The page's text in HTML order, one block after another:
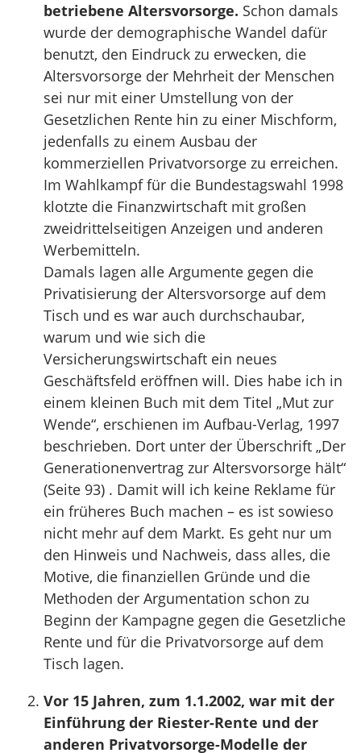
betriebene Altersvorsorge. Schon damals
wurde der demographische Wandel dafür
benutzt, den Eindruck zu erwecken, die
Altersvorsorge der Mehrheit der Menschen
sei nur mit einer Umstellung von der
Gesetzlichen Rente hin zu einer Mischform,
jedenfalls zu einem Ausbau der
kommerziellen Privatvorsorge zu erreichen.
Im Wahlkampf für die Bundestagswahl 1998
klotzte die Finanzwirtschaft mit großen
zweidrittelseitigen Anzeigen und anderen
Werbemitteln.
Damals lagen alle Argumente gegen die
Privatisierung der Altersvorsorge auf dem
Tisch und es war auch durchschaubar,
warum und wie sich die
Versicherungswirtschaft ein neues
Geschäftsfeld eröffnen will. Dies habe ich in
einem kleinen Buch mit dem Titel „Mut zur
Wende“, erschienen im Aufbau-Verlag, 1997
beschrieben. Dort unter der Überschrift „Der
Generationenvertrag zur Altersvorsorge hält“
(Seite 93) . Damit will ich keine Reklame für
ein früheres Buch machen – es ist sowieso
nicht mehr auf dem Markt. Es geht nur um
den Hinweis und Nachweis, dass alles, die
Motive, die finanziellen Gründe und die
Methoden der Argumentation schon zu
Beginn der Kampagne gegen die Gesetzliche
Rente und für die Privatvorsorge auf dem
Tisch lagen.
Vor 15 Jahren, zum 1.1.2002, war mit der
Einführung der Riester-Rente und der
anderen Privatvorsorge-Modelle der